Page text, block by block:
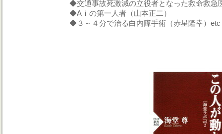
◆交通事故死激減の立役者となった救命救急
◆A ｉの第一人者（山本正二）
◆３～４分で治る白内障手術（赤星隆幸）etc